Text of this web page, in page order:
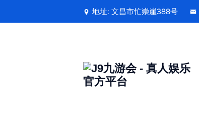
地址: 文昌市忙崇崖388号